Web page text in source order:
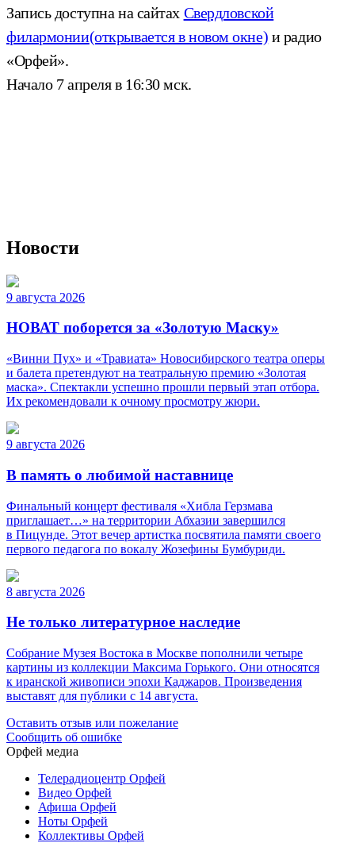
Запись доступна на сайтах Свердловской
филармонии(открывается в новом окне) и радио
«Орфей».
Начало 7 апреля в 16:30 мск.
Новости
9 августа 2026
НОВАТ поборется за «Золотую Маску»
«Винни Пух» и «Травиата» Новосибирского театра оперы
и балета претендуют на театральную премию «Золотая
маска». Спектакли успешно прошли первый этап отбора.
Их рекомендовали к очному просмотру жюри.
9 августа 2026
В память о любимой наставнице
Финальный концерт фестиваля «Хибла Герзмава
приглашает…» на территории Абхазии завершился
в Пицунде. Этот вечер артистка посвятила памяти своего
первого педагога по вокалу Жозефины Бумбуриди.
8 августа 2026
Не только литературное наследие
Собрание Музея Востока в Москве пополнили четыре
картины из коллекции Максима Горького. Они относятся
к иранской живописи эпохи Каджаров. Произведения
выставят для публики с 14 августа.
Оставить отзыв или пожелание
Сообщить об ошибке
Орфей медиа
Телерадиоцентр Орфей
Видео Орфей
Афиша Орфей
Ноты Орфей
Коллективы Орфей